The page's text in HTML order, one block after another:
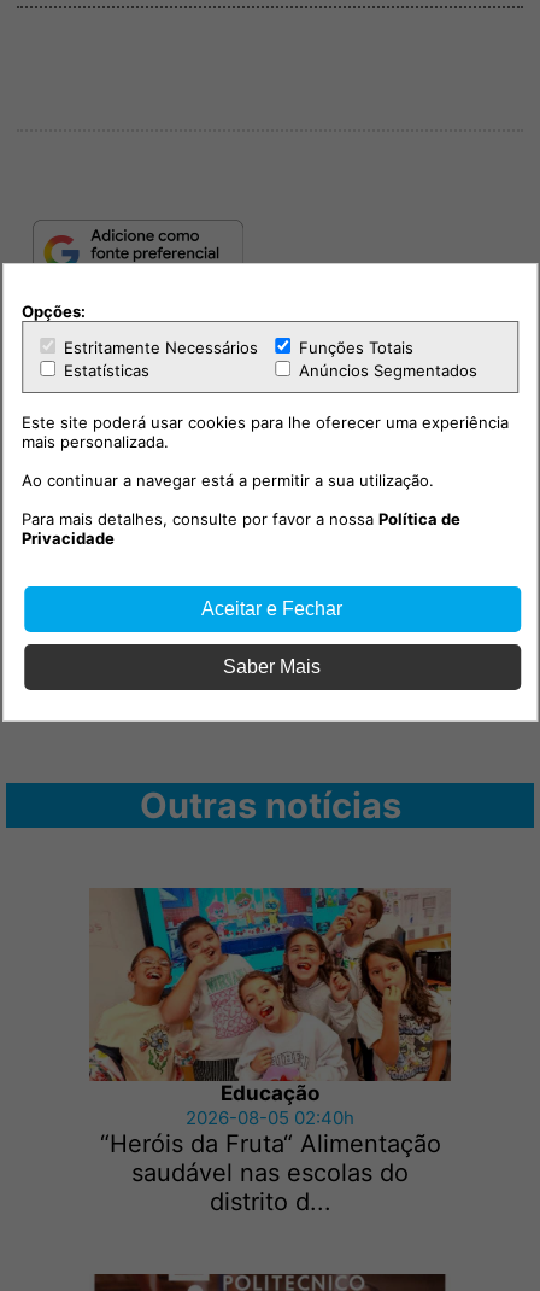
PUB
Outras notícias
Educação
2026-08-05 02:40h
“Heróis da Fruta“ Alimentação
saudável nas escolas do
distrito d...
Opções:
Estritamente Necessários
Funções Totais
Estatísticas
Anúncios Segmentados
Este site poderá usar cookies para lhe oferecer uma experiência
mais personalizada.
Ao continuar a navegar está a permitir a sua utilização.
Para mais detalhes, consulte por favor a nossaPolítica de
Privacidade
Aceitar e Fechar
Saber Mais